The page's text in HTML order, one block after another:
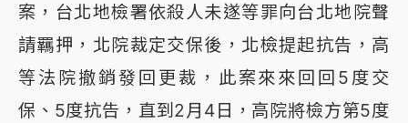
案，台北地檢署依殺人未遂等罪向台北地院聲
請羈押，北院裁定交保後，北檢提起抗告，高
等法院撤銷發回更裁，此案來來回回5度交
保、5度抗告，直到2月4日，高院將檢方第5度